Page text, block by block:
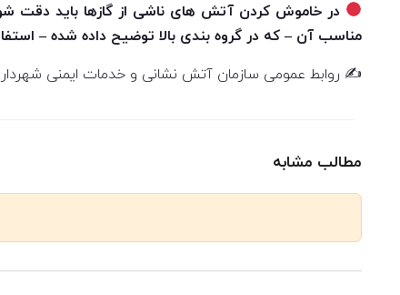
در خاموش کردن آتش های ناشی از گازها باید دقت
مناسب آن – که در گروه بندی بالا توضیح داده شده –
✍️ روابط عمومی سازمان آتش نشانی و خدمات ایمنی
مطالب مشابه